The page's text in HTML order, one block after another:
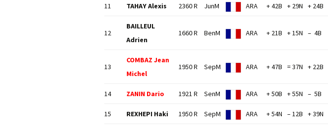
11 TAHAY Alexis 2360 R JunM ARA + 42B + 29N + 24B
12
BAILLEUL
Adrien
1660 R BenM ARA + 21B + 15N – 4B
13
COMBAZ Jean
Michel
1950 R SepM ARA + 47B = 37N + 22B
14 ZANIN Dario 1921 R SenM ARA + 50B + 55N – 5B
15 REXHEPI Haki 1950 R SepM ARA + 54N – 12B + 39N